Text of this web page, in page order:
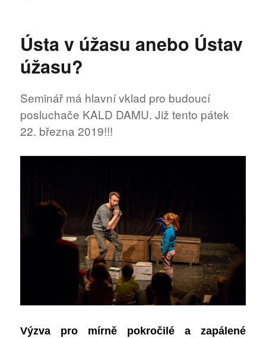
Letní
divadelní
a taneční
Benoni
Ústa v úžasu anebo Ústav
úžasu?
Seminář má hlavní vklad pro budoucí
posluchače KALD DAMU. Již tento pátek
22. března 2019!!!
Výzva pro mírně pokročilé a zapálené